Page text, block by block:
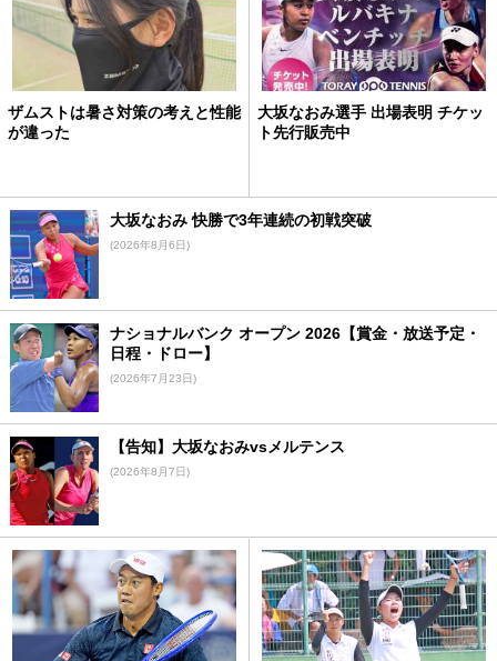
ザムストは暑さ対策の考えと性能
が違った
大坂なおみ選手 出場表明 チケッ
ト先行販売中
大坂なおみ 快勝で3年連続の初戦突破
(2026年8月6日)
ナショナルバンク オープン 2026【賞金・放送予定・
日程・ドロー】
(2026年7月23日)
【告知】大坂なおみvsメルテンス
(2026年8月7日)